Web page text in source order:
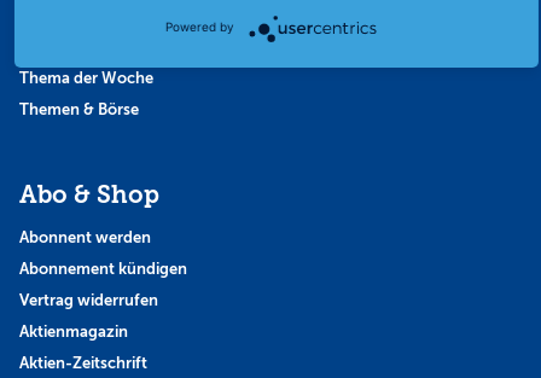
Thema der Woche
Themen & Börse
Abo & Shop
Abonnent werden
Abonnement kündigen
Vertrag widerrufen
Aktienmagazin
Aktien-Zeitschrift
Powered by